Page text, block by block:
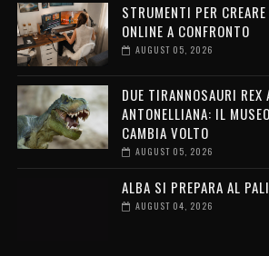
STRUMENTI PER
ONLINE A CONFRONTO
AUGUST 05, 2026
DUE TIRANNOSAURI REX
ANTONELLIANA: IL
CAMBIA VOLTO
AUGUST 05, 2026
ALBA SI PREPARA AL
AUGUST 04, 2026